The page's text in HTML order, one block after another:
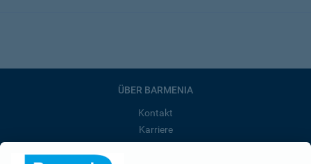
ÜBER BARMENIA
Kontakt
Karriere